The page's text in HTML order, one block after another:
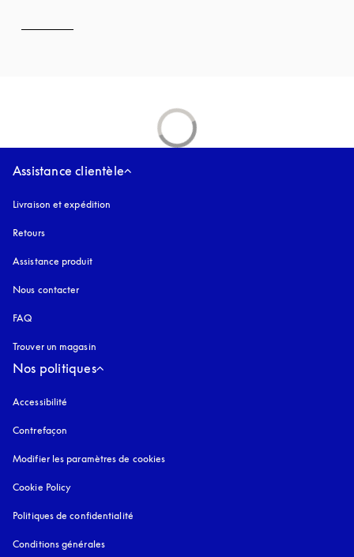
Assistance clientèle
Livraison et expédition
Retours
Assistance produit
Nous contacter
FAQ
Trouver un magasin
Nos politiques
Accessibilité
Contrefaçon
Modifier les paramètres de cookies
Cookie Policy
Politiques de confidentialité
Conditions générales